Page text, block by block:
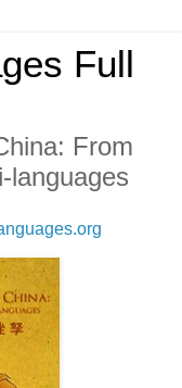
Full
From
languages